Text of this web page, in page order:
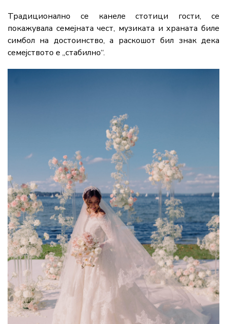
Традиционално се канеле стотици гости, се
покажувала семејната чест, музиката и храната биле
симбол на достоинство, а раскошот бил знак дека
семејството е „стабилно“.